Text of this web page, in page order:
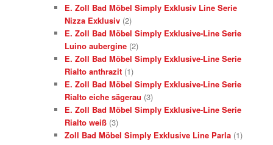
E. Zoll Bad Möbel Simply Exklusiv Line Serie
Nizza Exklusiv (2)
E. Zoll Bad Möbel Simply Exklusive-Line Serie
Luino aubergine (2)
E. Zoll Bad Möbel Simply Exklusive-Line Serie
Rialto anthrazit (1)
E. Zoll Bad Möbel Simply Exklusive-Line Serie
Rialto eiche sägerau (3)
E. Zoll Bad Möbel Simply Exklusive-Line Serie
Rialto weiß (3)
Zoll Bad Möbel Simply Exklusive Line Parla (1)